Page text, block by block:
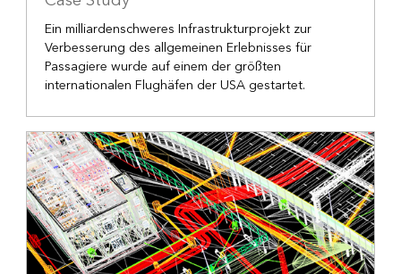
Ein milliardenschweres Infrastrukturprojekt zur
Verbesserung des allgemeinen Erlebnisses für
Passagiere wurde auf einem der größten
internationalen Flughäfen der USA gestartet.